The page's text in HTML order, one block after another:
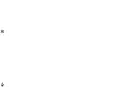
*
*